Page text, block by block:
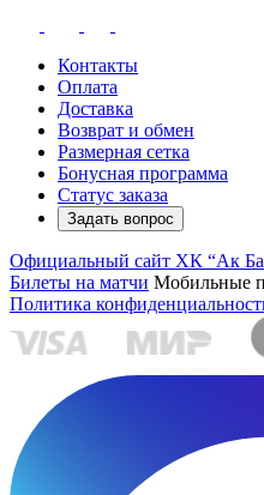
Контакты
Оплата
Доставка
Возврат и обмен
Размерная сетка
Бонусная программа
Статус заказа
Задать вопрос
Официальный сайт ХК “Ак
Билеты на матчи Мобильные
Политика